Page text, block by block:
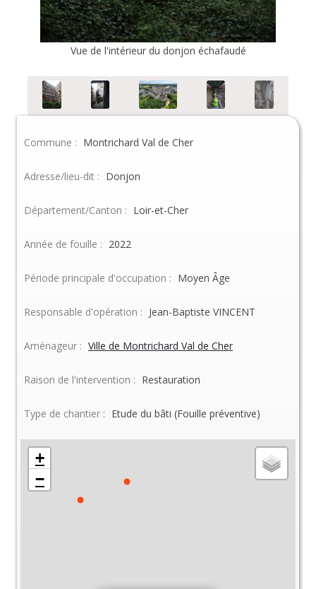
Vue de l'intérieur du donjon échafaudé
Commune : Montrichard Val de Cher
Adresse/lieu-dit : Donjon
Département/Canton : Loir-et-Cher
Année de fouille : 2022
Période principale d'occupation : Moyen Âge
Responsable d'opération : Jean-Baptiste VINCENT
Aménageur : Ville de Montrichard Val de Cher
Raison de l'intervention : Restauration
Type de chantier : Etude du bâti (Fouille préventive)
+
−